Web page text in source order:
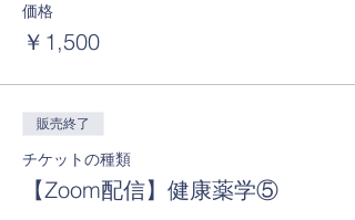
価格
￥1,500
販売終了
チケットの種類
【Zoom配信】健康薬学⑤